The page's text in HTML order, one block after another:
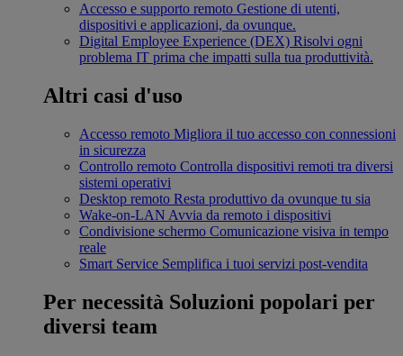
Accesso e supporto remoto Gestione di utenti,
dispositivi e applicazioni, da ovunque.
Digital Employee Experience (DEX) Risolvi ogni
problema IT prima che impatti sulla tua produttività.
Altri casi d'uso
Accesso remoto Migliora il tuo accesso con connessioni
in sicurezza
Controllo remoto Controlla dispositivi remoti tra diversi
sistemi operativi
Desktop remoto Resta produttivo da ovunque tu sia
Wake-on-LAN Avvia da remoto i dispositivi
Condivisione schermo Comunicazione visiva in tempo
reale
Smart Service Semplifica i tuoi servizi post-vendita
Per necessità Soluzioni popolari per
diversi team